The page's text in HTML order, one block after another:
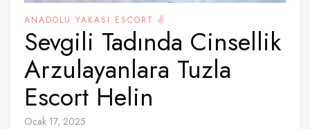
ANADOLU YAKASI ESCORT ✌️
Sevgili Tadında Cinsellik
Arzulayanlara Tuzla
Escort Helin
Ocak 17, 2025